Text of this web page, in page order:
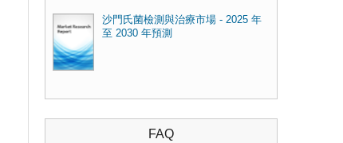
沙門氏菌檢測與治療市場 - 2025 年
至 2030 年預測
FAQ